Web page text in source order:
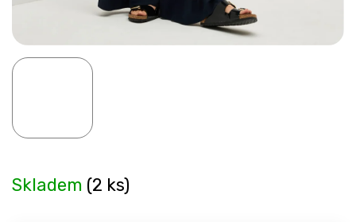
Skladem (2 ks)